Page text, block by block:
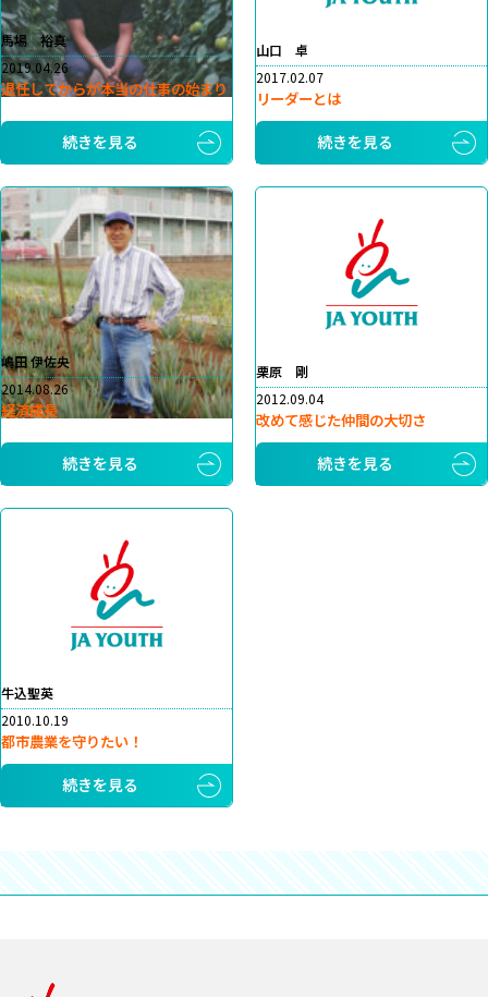
馬場 裕真
2019.04.26
退任してからが本当の仕事の始まり
続きを見る
山口 卓
2017.02.07
リーダーとは
続きを見る
嶋田 伊佐央
2014.08.26
経済成長
続きを見る
栗原 剛
2012.09.04
改めて感じた仲間の大切さ
続きを見る
牛込聖英
2010.10.19
都市農業を守りたい！
続きを見る